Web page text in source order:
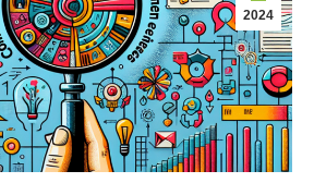
2024